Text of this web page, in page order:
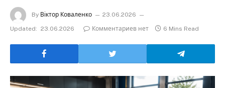
By Віктор Коваленко
23.06.2026
Updated: 23.06.2026 Комментариев нет 6 Mins Read